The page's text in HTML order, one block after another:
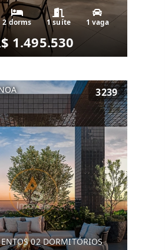
2 dorms 1 suíte 1 vaga
1.495.530
3239
02 DORMITÓRIOS